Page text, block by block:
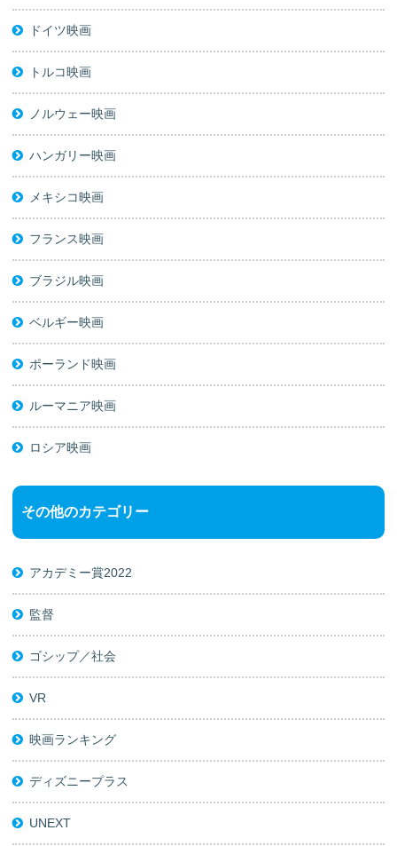
ドイツ映画
トルコ映画
ノルウェー映画
ハンガリー映画
メキシコ映画
フランス映画
ブラジル映画
ベルギー映画
ポーランド映画
ルーマニア映画
ロシア映画
その他のカテゴリー
アカデミー賞2022
監督
ゴシップ／社会
VR
映画ランキング
ディズニープラス
UNEXT